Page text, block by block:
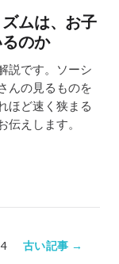
ムは、お子
のか
説です。ソーシ
んの見るものを
ほど速く狭まる
えします。
4 古い記事 →